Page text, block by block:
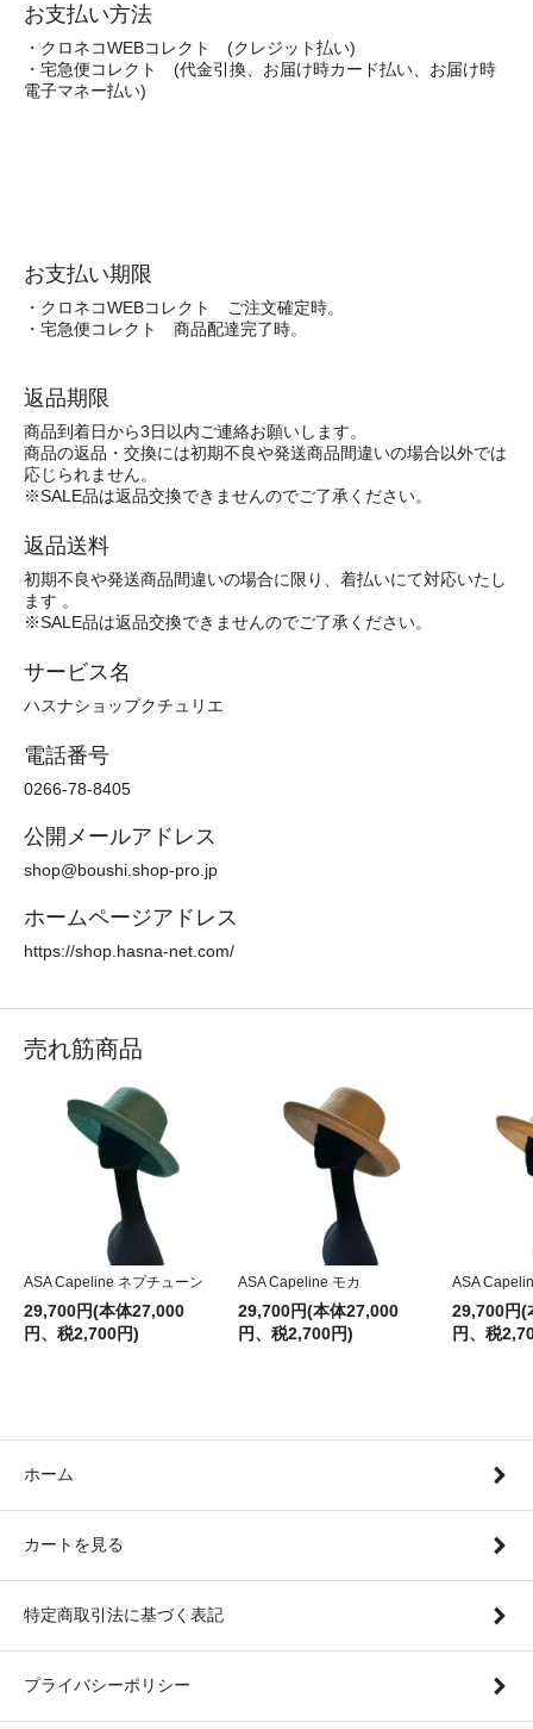
お支払い方法
・クロネコWEBコレクト (クレジット払い)
・宅急便コレクト (代金引換、お届け時カード払い、お届け時
電子マネー払い)
お支払い期限
・クロネコWEBコレクト ご注文確定時。
・宅急便コレクト 商品配達完了時。
返品期限
商品到着日から3日以内ご連絡お願いします。
商品の返品・交換には初期不良や発送商品間違いの場合以外では
応じられません。
※SALE品は返品交換できませんのでご了承ください。
返品送料
初期不良や発送商品間違いの場合に限り、着払いにて対応いたし
ます 。
※SALE品は返品交換できませんのでご了承ください。
サービス名
ハスナショップクチュリエ
電話番号
0266-78-8405
公開メールアドレス
shop@boushi.shop-pro.jp
ホームページアドレス
https://shop.hasna-net.com/
売れ筋商品
ASA Capeline ネプチューン
29,700円(本体27,000
円、税2,700円)
ASA Capeline モカ
29,700円(本体27,000
円、税2,700円)
ASA
29,700円(
円、税
ホーム
カートを見る
特定商取引法に基づく表記
プライバシーポリシー